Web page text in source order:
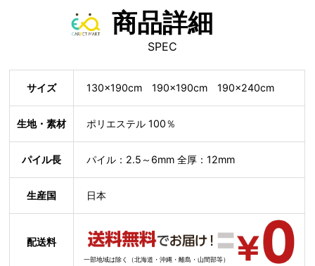
商品詳細
SPEC
サイズ 130×190cm 190×190cm 190×240cm
生地・素材 ポリエステル 100％
パイル長 パイル：2.5～6mm 全厚：12mm
生産国 日本
配送料
一部地域は除く（北海道・沖縄・離島・山間部等）